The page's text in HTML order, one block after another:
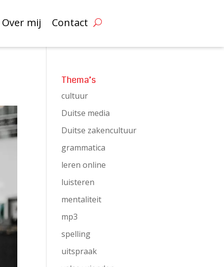
Over mij Contact
Thema’s
cultuur
Duitse media
Duitse zakencultuur
grammatica
leren online
luisteren
mentaliteit
mp3
spelling
uitspraak